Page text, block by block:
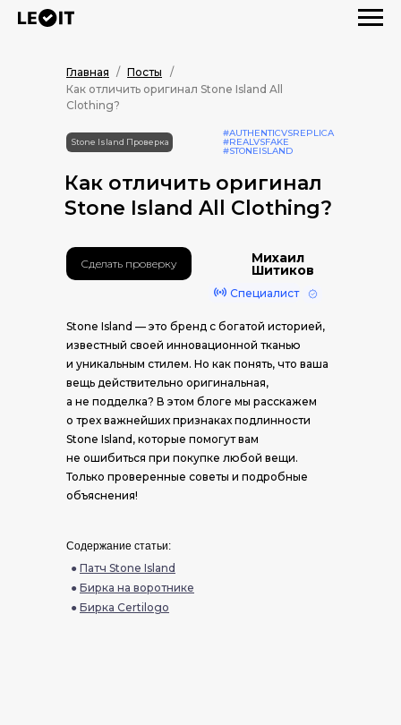
Stone Island — это бренд с богатой историей,
известный своей инновационной тканью
и уникальным стилем. Но как понять, что ваша
вещь действительно оригинальная,
а не подделка? В этом блоге мы расскажем
о трех важнейших признаках подлинности
Stone Island, которые помогут вам
не ошибиться при покупке любой вещи.
Только проверенные советы и подробные
объяснения!
Stone Island Проверка
#AUTHENTICVSREPLICA
#REALVSFAKE
#STONEISLAND
Содержание статьи:
● Патч Stone Island
● Бирка на воротнике
● Бирка Certilogo
Как отличить оригинал
Stone Island All Clothing?
/
/
Главная
Посты
Как отличить оригинал Stone Island All
Clothing?
Михаил
Шитиков
Специалист
Сделать проверку